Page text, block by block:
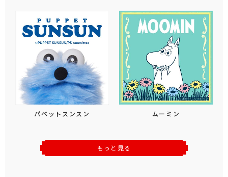
パペットスンスン ムーミン
もっと見る